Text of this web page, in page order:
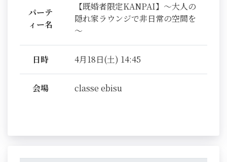
パーテ
ィー名
【既婚者限定KANPAI】～大人の
隠れ家ラウンジで非日常の空間を
～
日時 4月18日(土) 14:45
会場 classe ebisu